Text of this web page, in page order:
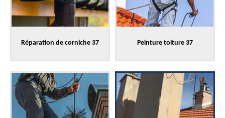
Réparation de corniche 37 Peinture toiture 37